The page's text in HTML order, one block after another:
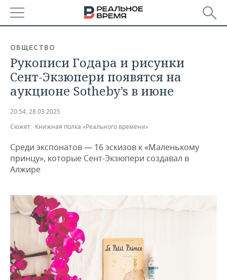
БАШКОРТОСТАН
ТАТАРСТАН
НОВОСТИ
АНАЛИТИКА
ДЕКЛАРАЦИИ О ДОХОДАХ
КОРОЛИ ГОСЗАКАЗА ПФО
ВУЗЫ ТАТАРСТАНА
КОМУ ПРИНАДЛЕЖАТ
ТОРГОВЫЕ ЦЕНТРЫ
ТАТАРСТАНА
НОВОСТИ ЭКОНОМИКИ
ФИНАНСЫ
БАНКИ
БЮДЖЕТ
ИНВЕСТИЦИИ
ПРОМЫШЛЕННОСТЬ
НОВОСТИ
ПРОМЫШЛЕННОСТИ
МАШИНОСТРОЕНИЕ
НЕФТЕХИМИЯ
НЕФТЬ
ОПК
НЕДВИЖИМОСТЬ
НОВОСТИ НЕДВИЖИМОСТИ
АВТО
НОВОСТИ АВТО
БИЗНЕС
НОВОСТИ БИЗНЕСА
РОЗНИЧНАЯ ТОРГОВЛЯ
ТРАНСПОРТ
ТЕХНОЛОГИИ
НОВОСТИ ТЕХНОЛОГИЙ
IT
МЕРОПРИЯТИЯ
НОВОСТИ МЕРОПРИЯТИЙ
СПОРТ
ОБЩЕСТВО
Рукописи Годара и рисунки
Сент-Экзюпери появятся на
аукционе Sotheby’s в июне
20:54, 28.03.2025
Сюжет: Книжная полка «Реального времени»
Среди экспонатов — 16 эскизов к «Маленькому
принцу», которые Сент-Экзюпери создавал в
Алжире